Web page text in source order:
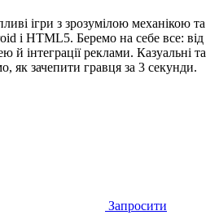
ігри з зрозумілою механікою та
і HTML5. Беремо на себе все: від
й інтеграції реклами. Казуальні та
як зачепити гравця за 3 секунди.
Запросити